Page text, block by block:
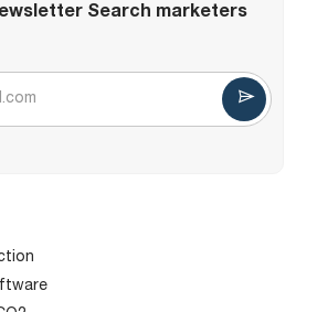
Search marketers